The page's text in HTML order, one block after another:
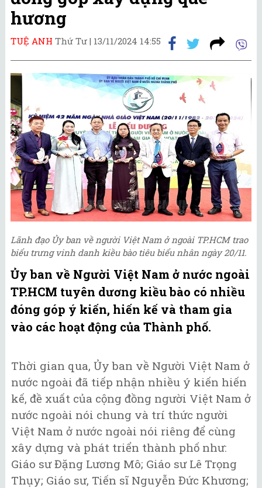
hương
TUỆ ANH Thứ Tư | 13/11/2024 14:55
Lãnh đạo Ủy ban về người Việt Nam ở ngoài TP.HCM trao
biểu trưng vinh danh kiều bào tiêu biểu nhân ngày 20/11.
Ủy ban về Người Việt Nam ở nước ngoài
TP.HCM tuyên dương kiều bào có nhiều
đóng góp ý kiến, hiến kế và tham gia
vào các hoạt động của Thành phố.
Thời gian qua, Ủy ban về Người Việt Nam ở
nước ngoài đã tiếp nhận nhiều ý kiến hiến
kế, đề xuất của cộng đồng người Việt Nam ở
nước ngoài nói chung và trí thức người
Việt Nam ở nước ngoài nói riêng để cùng
xây dựng và phát triển thành phố như:
Giáo sư Đặng Lương Mô; Giáo sư Lê Trọng
Thụy; Giáo sư, Tiến sĩ Nguyễn Đức Khương;